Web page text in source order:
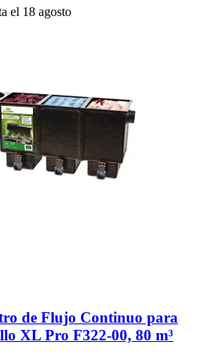
el 18 agosto
de Flujo Continuo para
XL Pro F322-​00, 80 m³